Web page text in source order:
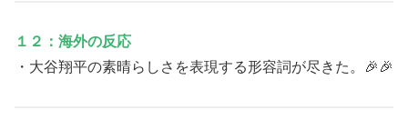
１２：海外の反応
・大谷翔平の素晴らしさを表現する形容詞が尽きた。🎉🎉